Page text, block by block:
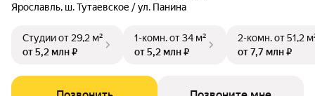
Ярославль, ш. Тутаевское / ул. Панина
Студииот 29,2 м²
от 5,2 млн ₽
1-комн.от 34 м²
от 5,2 млн ₽
2-комн.от 51,2
от 7,7 млн ₽